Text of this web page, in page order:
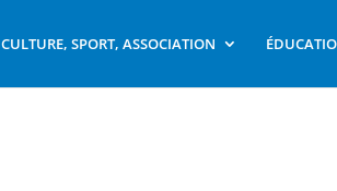
CULTURE, SPORT, ASSOCIATION